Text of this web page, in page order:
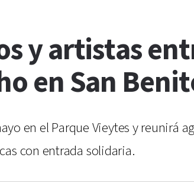
y artistas
en San
en el Parque Vieytes y reunirá
con entrada solidaria.